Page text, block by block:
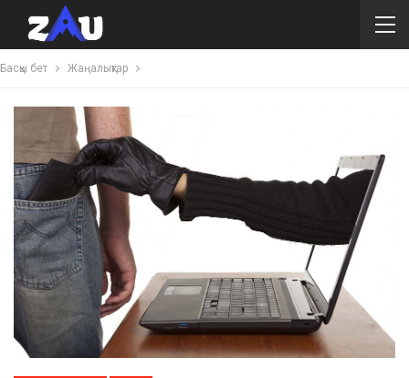
Басқы бет Жаңалықтар